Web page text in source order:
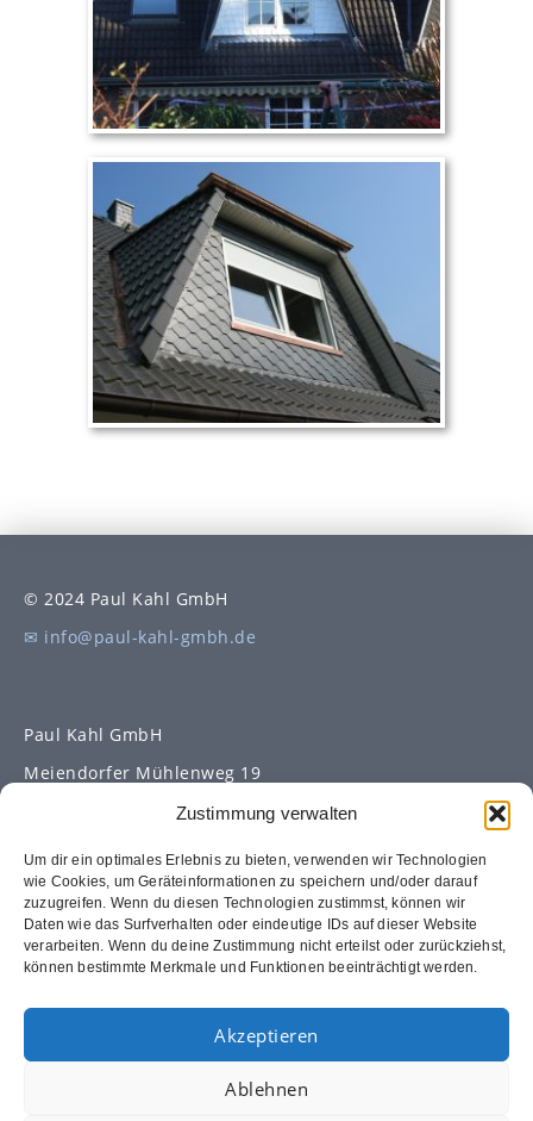
Zustimmung verwalten
Um dir ein optimales Erlebnis zu bieten, verwenden wir Technologien
wie Cookies, um Geräteinformationen zu speichern und/oder darauf
zuzugreifen. Wenn du diesen Technologien zustimmst, können wir
Daten wie das Surfverhalten oder eindeutige IDs auf dieser Website
verarbeiten. Wenn du deine Zustimmung nicht erteilst oder zurückziehst,
können bestimmte Merkmale und Funktionen beeinträchtigt werden.
Akzeptieren
Ablehnen
© 2024 Paul Kahl GmbH
✉ info@paul-kahl-gmbh.de
Paul Kahl GmbH
Meiendorfer Mühlenweg 19
Paul Kahl GmbH
Meiendorfer Mühlenweg 119
22159 Hamburg